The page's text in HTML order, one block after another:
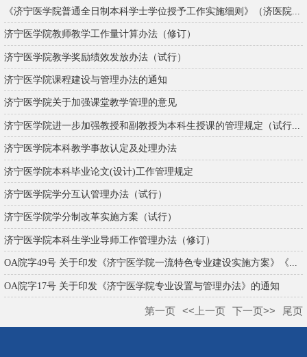
《济宁医学院普通全日制本科学士学位授予工作实施细则》（济医院...
济宁医学院教师教学工作量计算办法（修订）
济宁医学院教学奖励绩效发放办法（试行）
济宁医学院课程建设与管理办法的通知
济宁医学院关于加强课堂教学管理的意见
济宁医学院进一步加强教授和副教授为本科生授课的管理规定（试行...
济宁医学院本科教学事故认定及处理办法
济宁医学院本科毕业论文(设计)工作管理规定
济宁医学院学分互认管理办法（试行）
济宁医学院学分制改革实施方案（试行）
济宁医学院本科生学业导师工作管理办法（修订）
OA院字49号 关于印发《济宁医学院一流特色专业建设实施方案》《...
OA院字17号 关于印发《济宁医学院专业设置与管理办法》的通知
第一页 <<上一页 下一页>> 尾页